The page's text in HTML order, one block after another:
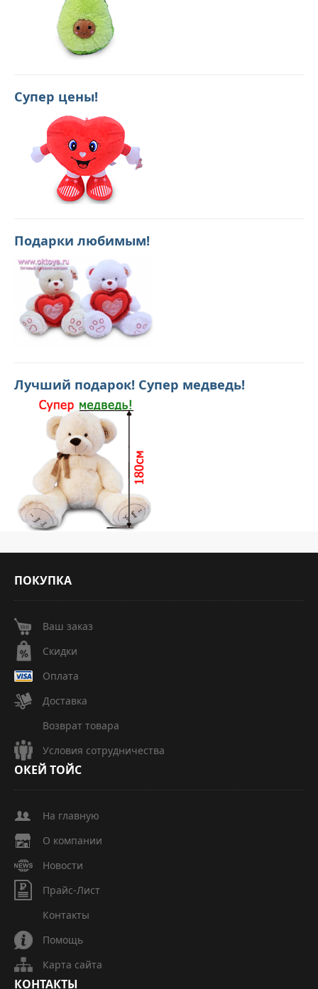
Супер цены!
Подарки любимым!
Лучший подарок! Супер медведь!
ПОКУПКА
Ваш заказ
Скидки
Оплата
Доставка
Возврат товара
Условия сотрудничества
ОКЕЙ ТОЙС
На главную
О компании
Новости
Прайс-Лист
Контакты
Помощь
Карта сайта
КОНТАКТЫ